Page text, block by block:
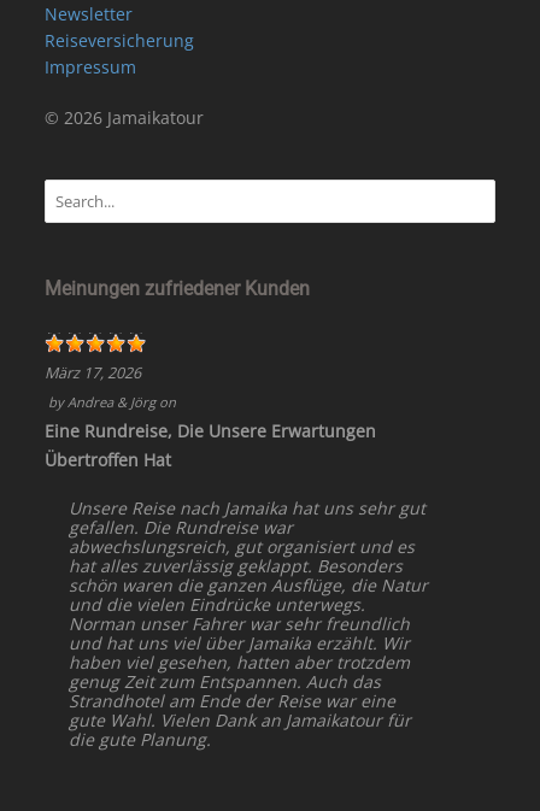
Newsletter
Reiseversicherung
Impressum
© 2026 Jamaikatour
Meinungen zufriedener Kunden
März 17, 2026
by Andrea & Jörgon
Eine Rundreise, Die Unsere Erwartungen
Übertroffen Hat
Unsere Reise nach Jamaika hat uns sehr gut
gefallen. Die Rundreise war
abwechslungsreich, gut organisiert und es
hat alles zuverlässig geklappt. Besonders
schön waren die ganzen Ausflüge, die Natur
und die vielen Eindrücke unterwegs.
Norman unser Fahrer war sehr freundlich
und hat uns viel über Jamaika erzählt. Wir
haben viel gesehen, hatten aber trotzdem
genug Zeit zum Entspannen. Auch das
Strandhotel am Ende der Reise war eine
gute Wahl. Vielen Dank an Jamaikatour für
die gute Planung.